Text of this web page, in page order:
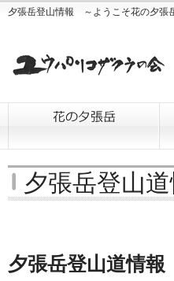
夕張岳登山情報 ～ようこそ花の夕張
夕張岳登山
夕張岳登山道情